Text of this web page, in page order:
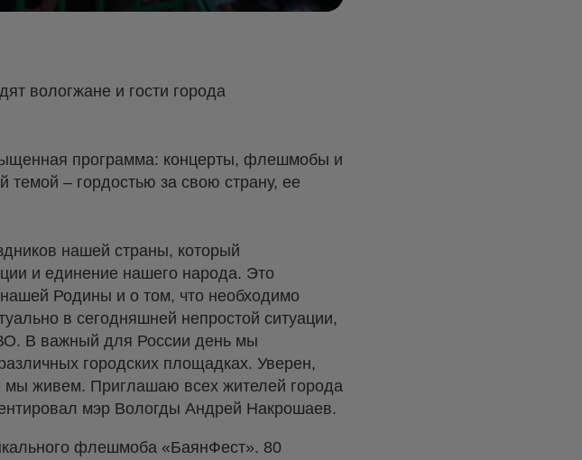
вологжане и гости города
программа: концерты, флешмобы и
темой – гордостью за свою страну, ее
нашей страны, который
и единение нашего народа. Это
Родины и о том, что необходимо
в сегодняшней непростой ситуации,
В важный для России день мы
городских площадках. Уверен,
мы живем. Приглашаю всех жителей города
мэр Вологды Андрей Накрошаев.
флешмоба «БаянФест». 80